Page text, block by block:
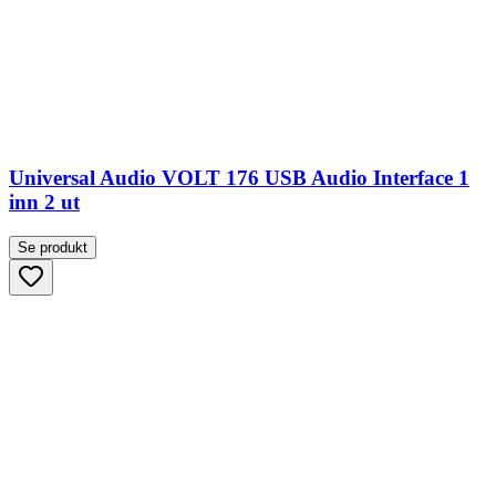
Universal Audio VOLT 176 USB Audio Interface 1
inn 2 ut
Se produkt